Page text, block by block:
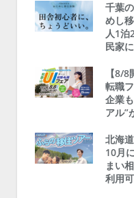
千葉
めし
人1泊
民家
【8/
転職
企業
アル”
北海
10月
まい
利用